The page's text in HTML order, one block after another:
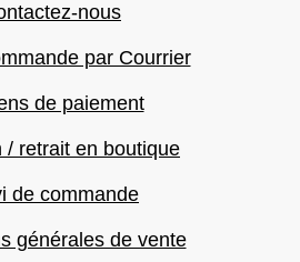
nous
par Courrier
de paiement
/ retrait en boutique
de commande
générales de vente